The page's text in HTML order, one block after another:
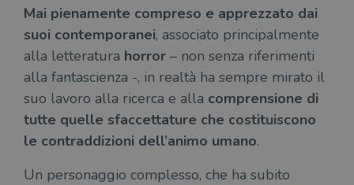
Mai pienamente compreso e apprezzato dai
suoi contemporanei, associato principalmente
alla letteratura horror – non senza riferimenti
alla fantascienza -, in realtà ha sempre mirato il
suo lavoro alla ricerca e alla comprensione di
tutte quelle sfaccettature che costituiscono
le contraddizioni dell’animo umano.
Un personaggio complesso, che ha subito